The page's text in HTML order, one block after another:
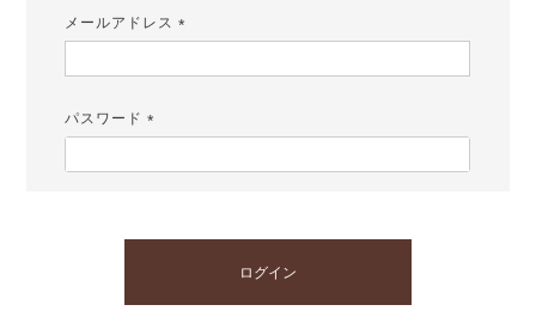
メールアドレス
パスワード
ログイン